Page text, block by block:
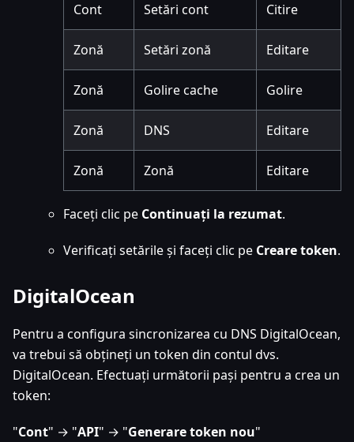
Cont Setări cont Citire
Zonă Setări zonă Editare
Zonă Golire cache Golire
Zonă DNS Editare
Zonă Zonă Editare
Faceți clic pe Continuați la rezumat.
Verificați setările și faceți clic pe Creare token.
DigitalOcean
Pentru a configura sincronizarea cu DNS DigitalOcean,
va trebui să obțineți un token din contul dvs.
DigitalOcean. Efectuați următorii pași pentru a crea un
token:
"Cont" → "API" → "Generare token nou"